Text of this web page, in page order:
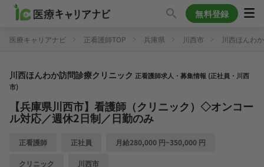
無料登録
医療キャリアナビ 正看護師TOP 兵庫県 川西市 川西ほんわ
川西ほんわか訪問診療クリニック 正看護師求人・募集情報 (正社員・川西
市)
【兵庫県川西市】看護師（クリニック）◇オンコー
ル対応／週休2日制／日勤のみ
正看護師 正社員 月給280,000 円~350,000 円
クリニック 川西市